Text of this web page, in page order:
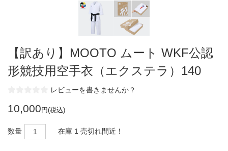
【訳あり】MOOTO ムート WKF公認
形競技用空手衣（エクステラ）140
レビューを書きませんか？
10,000 円(税込)
数量 在庫 1 売切れ間近！